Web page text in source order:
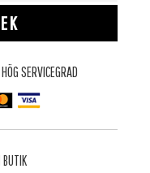
HÖG SERVICEGRAD
BUTIK